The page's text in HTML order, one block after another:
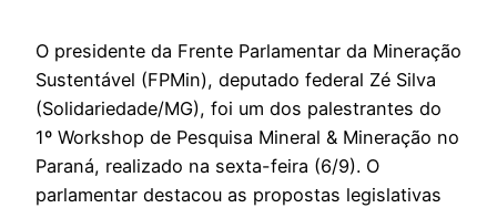
O presidente da Frente Parlamentar da Mineração
Sustentável (FPMin), deputado federal Zé Silva
(Solidariedade/MG), foi um dos palestrantes do
1º Workshop de Pesquisa Mineral & Mineração no
Paraná, realizado na sexta-feira (6/9). O
parlamentar destacou as propostas legislativas